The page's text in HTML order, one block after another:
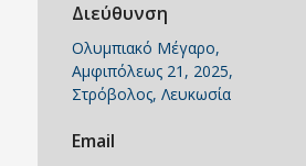
Διεύθυνση
Ολυμπιακό Μέγαρο,
Αμφιπόλεως 21, 2025,
Στρόβολος, Λευκωσία
Email